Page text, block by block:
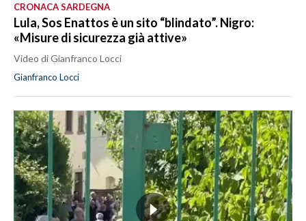
CRONACA SARDEGNA
Lula, Sos Enattos è un sito “blindato”. Nigro:
«Misure di sicurezza già attive»
Video di Gianfranco Locci
Gianfranco Locci